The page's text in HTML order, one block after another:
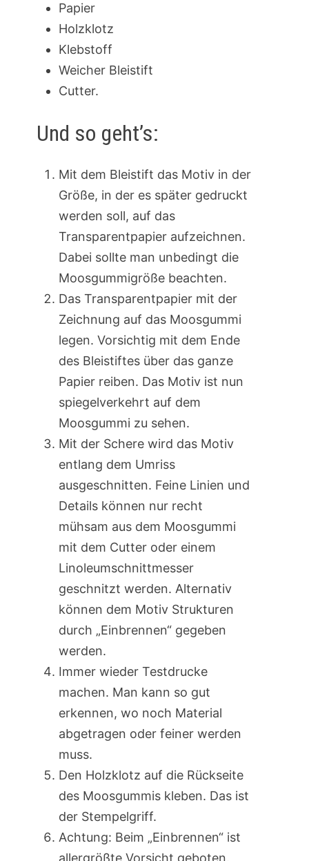
Papier
Holzklotz
Klebstoff
Weicher Bleistift
Cutter.
Und so geht’s:
Mit dem Bleistift das Motiv in der
Größe, in der es später gedruckt
werden soll, auf das
Transparentpapier aufzeichnen.
Dabei sollte man unbedingt die
Moosgummigröße beachten.
Das Transparentpapier mit der
Zeichnung auf das Moosgummi
legen. Vorsichtig mit dem Ende
des Bleistiftes über das ganze
Papier reiben. Das Motiv ist nun
spiegelverkehrt auf dem
Moosgummi zu sehen.
Mit der Schere wird das Motiv
entlang dem Umriss
ausgeschnitten. Feine Linien und
Details können nur recht
mühsam aus dem Moosgummi
mit dem Cutter oder einem
Linoleumschnittmesser
geschnitzt werden. Alternativ
können dem Motiv Strukturen
durch „Einbrennen“ gegeben
werden.
Immer wieder Testdrucke
machen. Man kann so gut
erkennen, wo noch Material
abgetragen oder feiner werden
muss.
Den Holzklotz auf die Rückseite
des Moosgummis kleben. Das ist
der Stempelgriff.
Achtung: Beim „Einbrennen“ ist
allergrößte Vorsicht geboten.